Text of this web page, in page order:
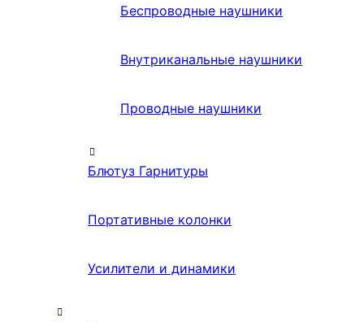
Беспроводные наушники
Внутриканальные наушники
Проводные наушники
Блютуз Гарнитуры
Портативные колонки
Усилители и динамики